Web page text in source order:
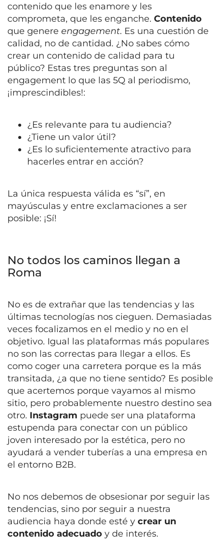
contenido que les enamore y les
comprometa, que les enganche. Contenido
que genere engagement. Es una cuestión de
calidad, no de cantidad. ¿No sabes cómo
crear un contenido de calidad para tu
público? Estas tres preguntas son al
engagement lo que las 5Q al periodismo,
¡imprescindibles!:
¿Es relevante para tu audiencia?
¿Tiene un valor útil?
¿Es lo suficientemente atractivo para
hacerles entrar en acción?
La única respuesta válida es “sí”, en
mayúsculas y entre exclamaciones a ser
posible: ¡Sí!
No todos los caminos llegan a
Roma
No es de extrañar que las tendencias y las
últimas tecnologías nos cieguen. Demasiadas
veces focalizamos en el medio y no en el
objetivo. Igual las plataformas más populares
no son las correctas para llegar a ellos. Es
como coger una carretera porque es la más
transitada, ¿a que no tiene sentido? Es posible
que acertemos porque vayamos al mismo
sitio, pero probablemente nuestro destino sea
otro. Instagram puede ser una plataforma
estupenda para conectar con un público
joven interesado por la estética, pero no
ayudará a vender tuberías a una empresa en
el entorno B2B.
No nos debemos de obsesionar por seguir las
tendencias, sino por seguir a nuestra
audiencia haya donde esté y crear un
contenido adecuado y de interés.